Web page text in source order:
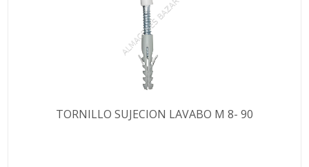
TORNILLO SUJECION LAVABO M 8- 90